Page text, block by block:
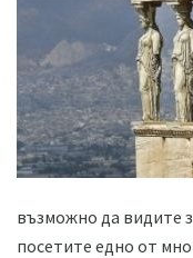
възможно да видите
посетите едно от